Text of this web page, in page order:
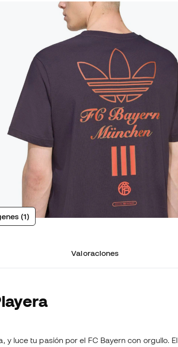
(1)
Valoraciones
y luce tu pasión por el FC Bayern con orgullo. El